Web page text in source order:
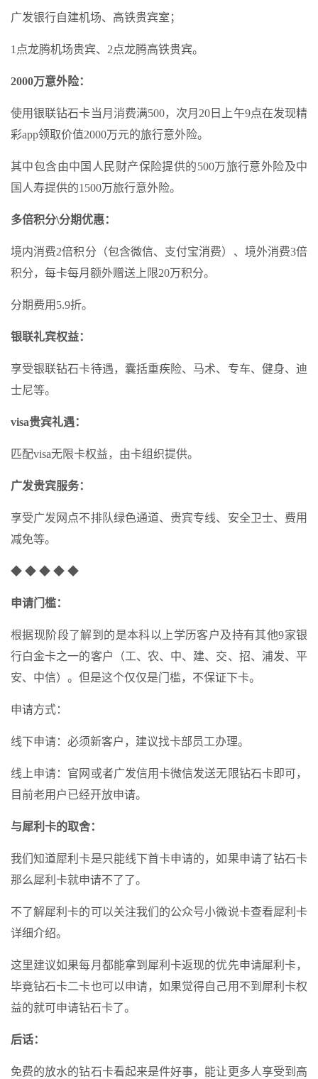
广发银行自建机场、高铁贵宾室；
1点龙腾机场贵宾、2点龙腾高铁贵宾。
2000万意外险：
使用银联钻石卡当月消费满500，次月20日上午9点在发现精
彩app领取价值2000万元的旅行意外险。
其中包含由中国人民财产保险提供的500万旅行意外险及中
国人寿提供的1500万旅行意外险。
多倍积分\分期优惠：
境内消费2倍积分（包含微信、支付宝消费）、境外消费3倍
积分，每卡每月额外赠送上限20万积分。
分期费用5.9折。
银联礼宾权益：
享受银联钻石卡待遇，囊括重疾险、马术、专车、健身、迪
士尼等。
visa贵宾礼遇：
匹配visa无限卡权益，由卡组织提供。
广发贵宾服务：
享受广发网点不排队绿色通道、贵宾专线、安全卫士、费用
减免等。
◆ ◆ ◆ ◆ ◆
申请门槛：
根据现阶段了解到的是本科以上学历客户及持有其他9家银
行白金卡之一的客户（工、农、中、建、交、招、浦发、平
安、中信）。但是这个仅仅是门槛，不保证下卡。
申请方式：
线下申请：必须新客户，建议找卡部员工办理。
线上申请：官网或者广发信用卡微信发送无限钻石卡即可，
目前老用户已经开放申请。
与犀利卡的取舍：
我们知道犀利卡是只能线下首卡申请的，如果申请了钻石卡
那么犀利卡就申请不了了。
不了解犀利卡的可以关注我们的公众号小微说卡查看犀利卡
详细介绍。
这里建议如果每月都能拿到犀利卡返现的优先申请犀利卡，
毕竟钻石卡二卡也可以申请，如果觉得自己用不到犀利卡权
益的就可申请钻石卡了。
后话：
免费的放水的钻石卡看起来是件好事，能让更多人享受到高